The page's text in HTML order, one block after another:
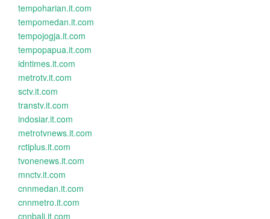
tempoharian.it.com
tempomedan.it.com
tempojogja.it.com
tempopapua.it.com
idntimes.it.com
metrotv.it.com
sctv.it.com
transtv.it.com
indosiar.it.com
metrotvnews.it.com
rctiplus.it.com
tvonenews.it.com
mnctv.it.com
cnnmedan.it.com
cnnmetro.it.com
cnnbali.it.com